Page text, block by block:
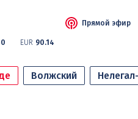
EUR 90.14
Прямой эфир
Волжский